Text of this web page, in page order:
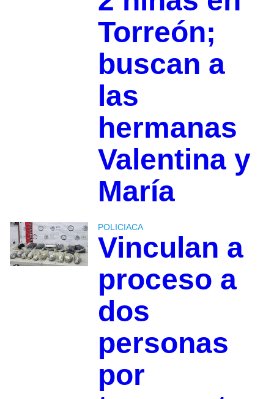
Torreón;
buscan a
las
hermanas
Valentina y
María
POLICIACA
Vinculan a
proceso a
dos
personas
por